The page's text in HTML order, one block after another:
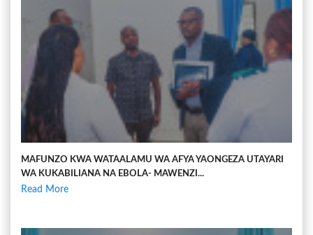
MAFUNZO KWA WATAALAMU WA AFYA YAONGEZA UTAYARI
WA KUKABILIANA NA EBOLA- MAWENZI...
Read More